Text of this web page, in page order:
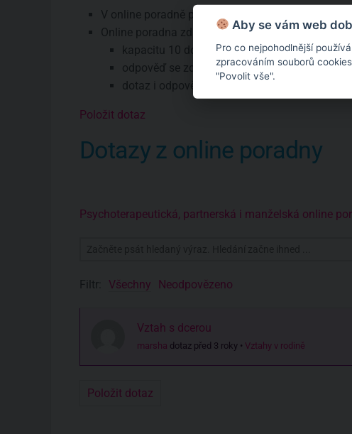
V online poradně poskytuji pouze všeobecné
Online poradna zdarma má omezení:
kapacitu 10 dotazů týdně
odpověď se zde objeví zhruba do týdne
dotaz i odpověď budou veřejné
Položit dotaz
Dotazy z online poradny
Psychoterapeutická, partnerská i manželská online
Filtr: Všechny Neodpovězeno
Vztah s dcerou
marsha dotaz před 3 roky • Vztahy v rodině
Položit dotaz
Aby se vám web
Pro co nejpohodlnější
zpracováním souborů
"Povolit vše".